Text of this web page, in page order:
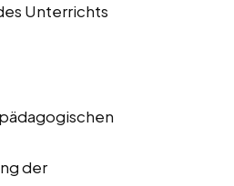
Unterrichts
der